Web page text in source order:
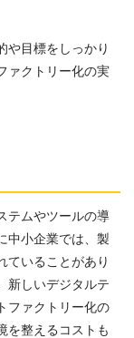
や目標をしっかり
ァクトリー化の実
テムやツールの導
中小企業では、製
ていることがあり
新しいデジタルテ
ファクトリー化の
を整えるコストも